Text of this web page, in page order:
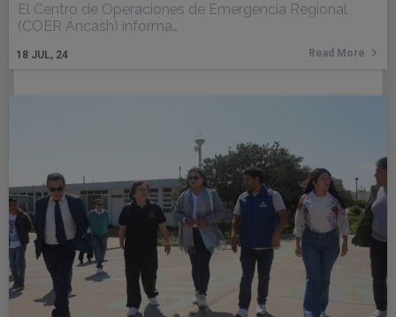
18 JUL, 24
El Centro de Operaciones de Emergencia Regional
(COER Áncash) informa…
Read More